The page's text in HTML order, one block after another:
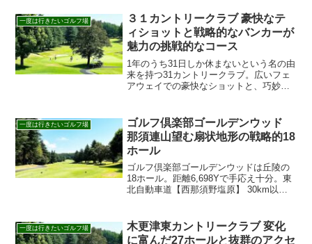
一度は行きたいゴルフ場
３１カントリークラブ 豪快なテ
ィショットと戦略的なバンカーが
魅力の挑戦的なコース
1年のうち31日しか休まないという名の由
来を持つ31カントリークラブ。広いフェ
アウェイでの豪快なショットと、巧妙な
一度は行きたいゴルフ場
ゴルフ倶楽部ゴールデンウッド
那須連山望む扇状地形の戦略的18
ホール
ゴルフ倶楽部ゴールデンウッドは丘陵の
18ホール。距離6,698Yで手応え十分。東
北自動車道【西那須野塩原】 30km以
す。 設備や練習環境も整い、初見でも安
心です。
一度は行きたいゴルフ場
木更津東カントリークラブ 変化
に富んだ27ホールと抜群のアクセ